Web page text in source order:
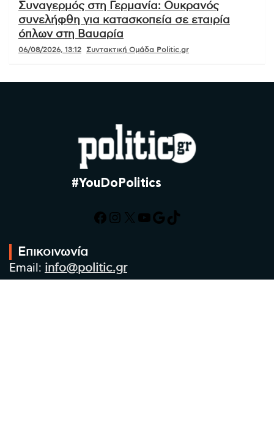
Συναγερμός στη Γερμανία: Ουκρανός
συνελήφθη για κατασκοπεία σε εταιρία
όπλων στη Βαυαρία
06/08/2026, 13:12 Συντακτική Ομάδα Politic.gr
#YouDoPolitics
Facebook
Instagram
X YouTube
Google
TikTok
Επικοινωνία
Email: info@politic.gr
Τηλ: